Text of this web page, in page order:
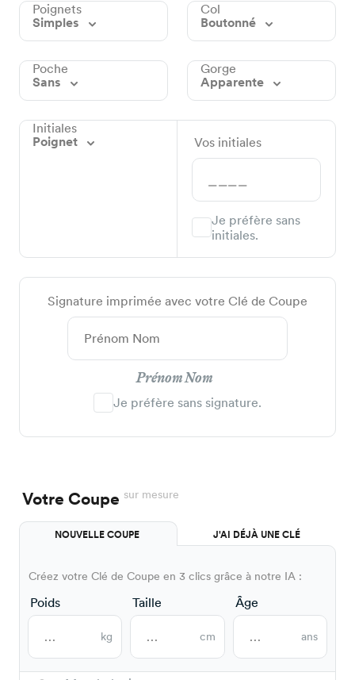
Poignets
Simples
Col
Boutonné
Poche
Sans
Gorge
Apparente
Initiales
Poignet
Vos initiales
Je préfère sans
initiales.
Signature imprimée avec votre Clé de Coupe
Prénom Nom
Je préfère sans signature.
Votre Coupe sur mesure
NOUVELLE COUPE J'AI DÉJÀ UNE CLÉ
Créez votre Clé de Coupe en 3 clics grâce à notre IA :
Poids
kg
Taille
cm
Âge
ans